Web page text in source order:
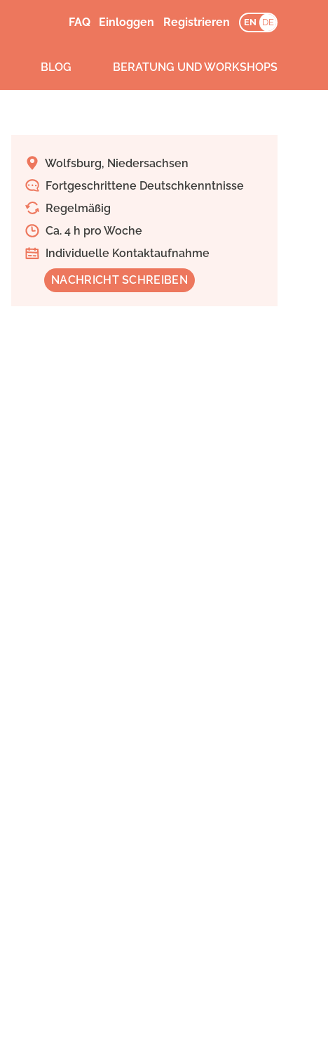
FAQ Einloggen Registrieren EN DE
BLOG BERATUNG UND WORKSHOPS
Wolfsburg, Niedersachsen
Fortgeschrittene Deutschkenntnisse
Regelmäßig
Ca. 4 h pro Woche
Individuelle Kontaktaufnahme
NACHRICHT SCHREIBEN